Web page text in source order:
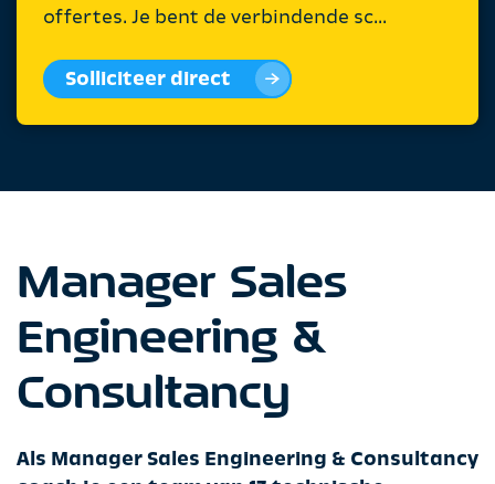
offertes. Je bent de verbindende sc...
Solliciteer direct
Manager Sales
Engineering &
Consultancy
Als Manager Sales Engineering & Consultancy